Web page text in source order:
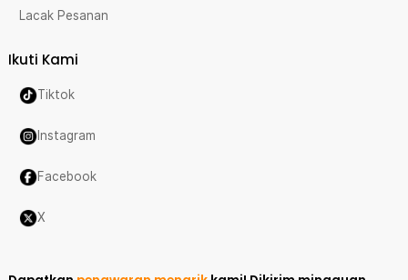
Lacak Pesanan
Ikuti Kami
Tiktok
Instagram
Facebook
X